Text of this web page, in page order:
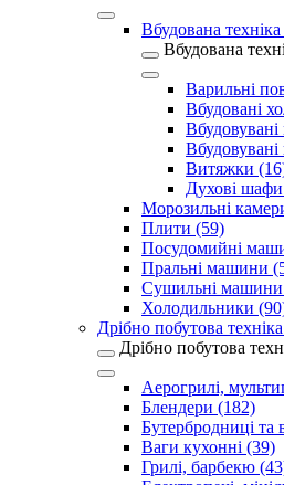
Вбудована
Вбудована
Варильні
Вбудовані
Вбудовувані
Витяжки
Духові
Морозильні
Плити (59)
Посудомийні
Пральні машини
Сушильні
Холодильники
Дрібно побутова
Дрібно побутова
Аерогрилі,
Блендери (182)
Бутербродниці та
Ваги кухонні (39)
Грилі, барбекю